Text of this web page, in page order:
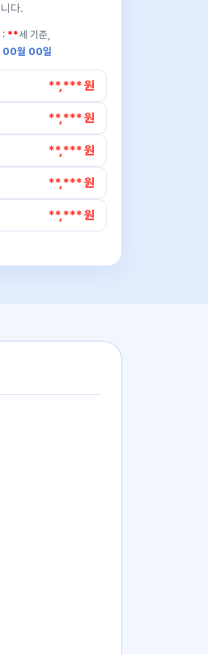
다.
: **세 기준,
월 00일
**,*** 원
**,*** 원
**,*** 원
**,*** 원
**,*** 원